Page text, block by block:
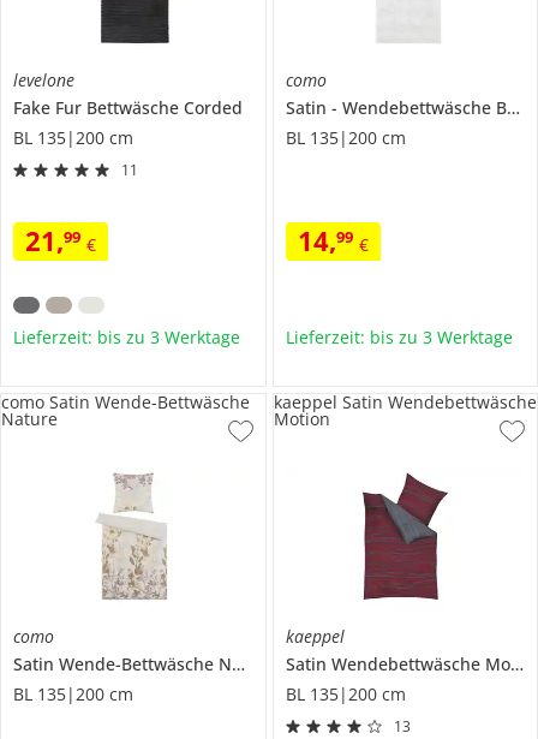
levelone
Fake Fur Bettwäsche Corded
BL 135|200 cm
11
21,99 €
Lieferzeit: bis zu 3 Werktage
como
Satin - Wendebettwäsche Bali
BL 135|200 cm
14,99 €
Lieferzeit: bis zu 3 Werktage
como
Satin Wende-Bettwäsche Nature
BL 135|200 cm
como Satin Wende-Bettwäsche
Nature
kaeppel
Satin Wendebettwäsche Motion
BL 135|200 cm
13
kaeppel Satin Wendebettwäsche
Motion